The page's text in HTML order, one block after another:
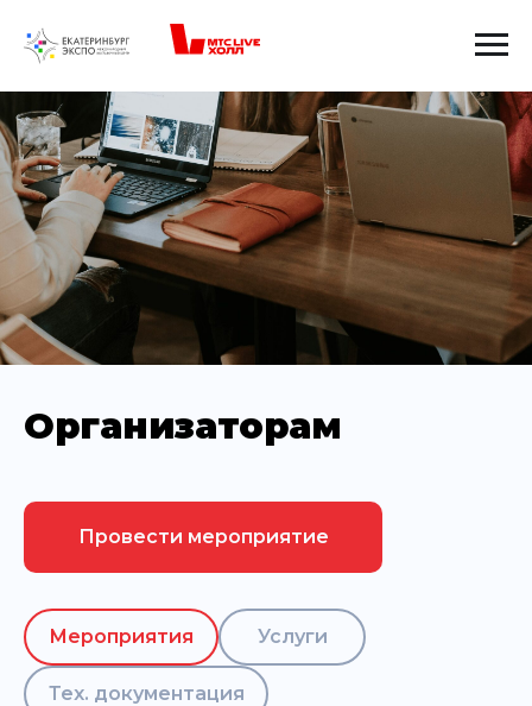
Организаторам
Мероприятия Услуги
Тех. документация
Провести мероприятие